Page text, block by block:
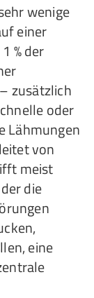
wenige
einer
% der
zusätzlich
oder
Lähmungen
von
meist
die
eine